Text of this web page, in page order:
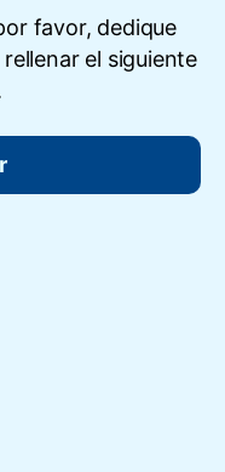
favor, dedique
el siguiente